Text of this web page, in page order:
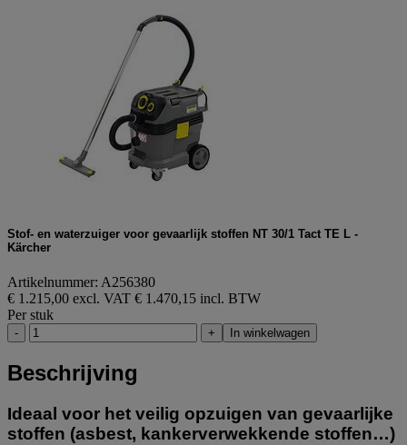
Stof- en waterzuiger voor gevaarlijk stoffen NT 30/1 Tact TE L -
Kärcher
Artikelnummer: A256380
€ 1.215,00 excl. VAT € 1.470,15 incl. BTW
Per stuk
- + In winkelwagen
Beschrijving
Ideaal voor het veilig opzuigen van gevaarlijke
stoffen (asbest, kankerverwekkende stoffen…)